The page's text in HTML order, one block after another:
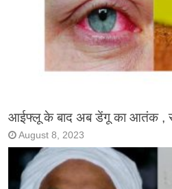
आईफ्लू के बाद अब डेंगू का आतंक ,
August 8, 2023